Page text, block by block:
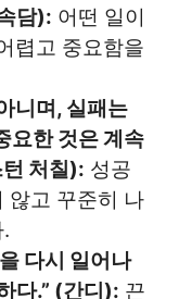
담): 어떤 일이
렵고 중요함을
니며, 실패는
요한 것은 계속
처칠): 성공
않고 꾸준히 나
다시 일어나
다.” (간디): 끈